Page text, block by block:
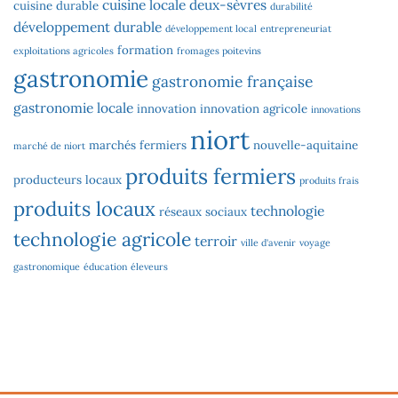
cuisine durable cuisine locale deux-sèvres durabilité
développement durable développement local entrepreneuriat
exploitations agricoles formation fromages poitevins
gastronomie gastronomie française
gastronomie locale innovation innovation agricole innovations
marché de niort marchés fermiers niort nouvelle-aquitaine
producteurs locaux produits fermiers produits frais
produits locaux réseaux sociaux technologie
technologie agricole terroir ville d'avenir voyage
gastronomique éducation éleveurs